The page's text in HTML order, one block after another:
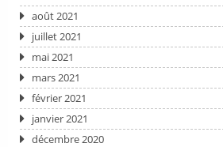
août 2021
juillet 2021
mai 2021
mars 2021
février 2021
janvier 2021
décembre 2020